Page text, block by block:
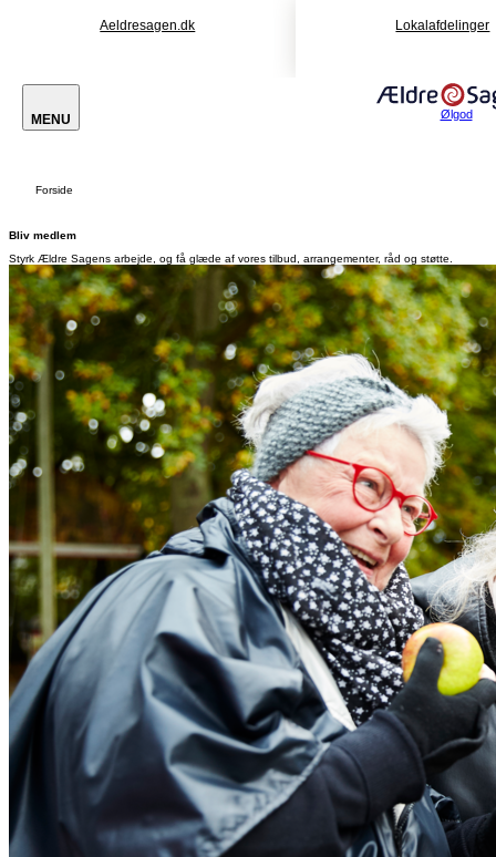
Aeldresagen.dk Lokalafdelinger
MENU Ølgod
Forside
Bliv medlem
Styrk Ældre Sagens arbejde, og få glæde af vores tilbud, arrangementer, råd og støtte.